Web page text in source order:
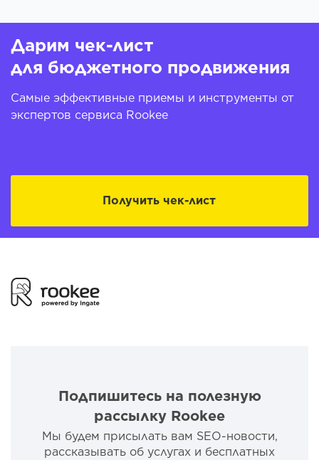
Дарим чек-лист
для бюджетного продвижения
Самые эффективные приемы и инструменты от
экспертов сервиса Rookee
Получить чек-лист
Подпишитесь на полезную
рассылку Rookee
Мы будем присылать вам SEO-новости,
рассказывать об услугах и бесплатных